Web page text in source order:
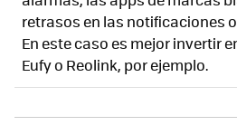
retrasos en las notificaciones
En este caso es mejor invertir
Eufy o Reolink, por ejemplo.